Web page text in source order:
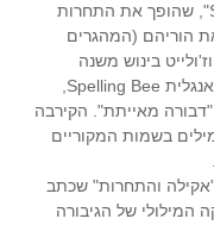
ובקיצורי צ'אט. זה התחיל עם הסרט התיעודי המופלא "Spellbound", שהופך את התחרות
הוריהם (המהגרים
בינוש משנה
מאייתת". הקירבה
בשמות המקוריים
והתחרות" שכתב
המילולי של הגיבורה